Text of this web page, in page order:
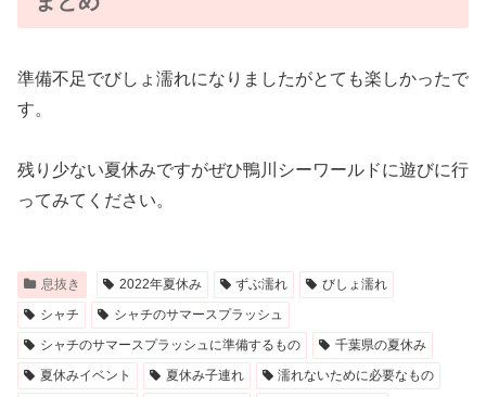
準備不足でびしょ濡れになりましたがとても楽しかったで
す。
残り少ない夏休みですがぜひ鴨川シーワールドに遊びに行
ってみてください。
息抜き 2022年夏休み ずぶ濡れ
びしょ濡れ
シャチ
シャチのサマースプラッシュ
シャチのサマースプラッシュに準備するもの
千葉県の夏休み
夏休みイベント
夏休み子連れ
濡れないために必要なもの